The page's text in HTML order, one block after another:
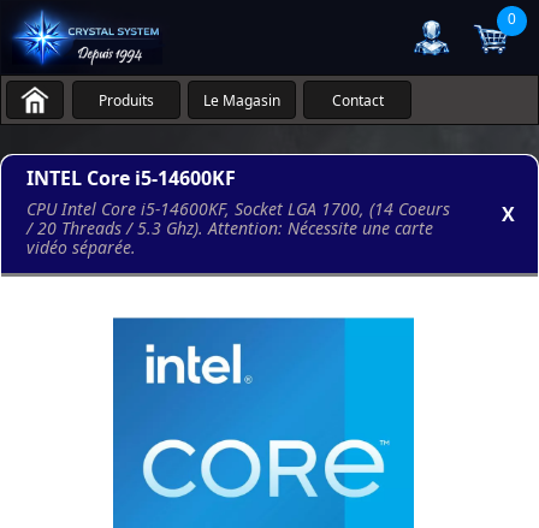
0
Produits Le Magasin Contact
INTEL Core i5-14600KF
CPU Intel Core i5-14600KF, Socket LGA 1700, (14 Coeurs
/ 20 Threads / 5.3 Ghz). Attention: Nécessite une carte
vidéo séparée.
X